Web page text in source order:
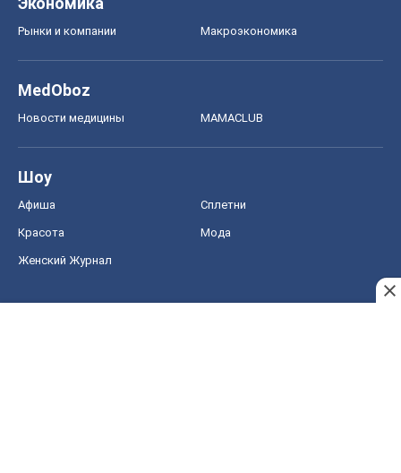
Рынки и компании Mакроэкономика
MedOboz
Новости медицины MAMACLUB
Шоу
Афиша Сплетни
Красота Мода
Женский Журнал